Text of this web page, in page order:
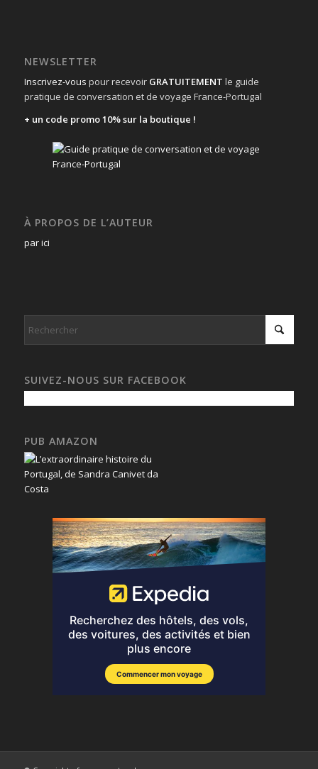
NEWSLETTER
Inscrivez-vous pour recevoir GRATUITEMENT le guide
pratique de conversation et de voyage France-Portugal
+ un code promo 10% sur la boutique !
À PROPOS DE L’AUTEUR
par ici
SUIVEZ-NOUS SUR FACEBOOK
PUB AMAZON